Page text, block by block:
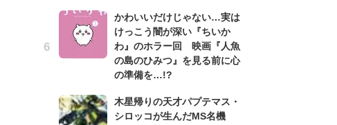
かわいいだけじゃない…実は
けっこう闇が深い『ちいか
わ』のホラー回 映画『人魚
の島のひみつ』を見る前に心
の準備を…!?
木星帰りの天才パプテマス・
シロッコが生んだMS名機